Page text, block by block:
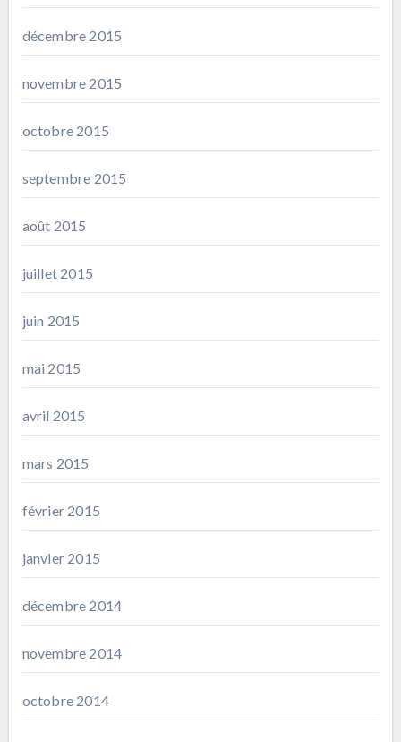
décembre 2015
novembre 2015
octobre 2015
septembre 2015
août 2015
juillet 2015
juin 2015
mai 2015
avril 2015
mars 2015
février 2015
janvier 2015
décembre 2014
novembre 2014
octobre 2014